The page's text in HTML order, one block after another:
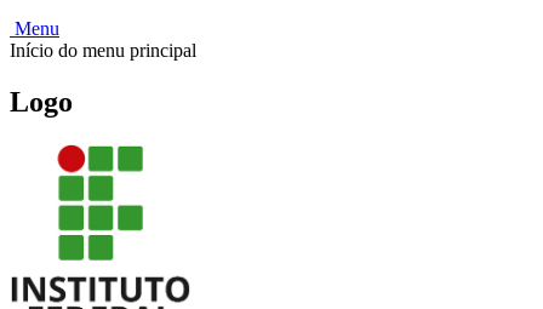
Menu
Início do menu principal
Logo